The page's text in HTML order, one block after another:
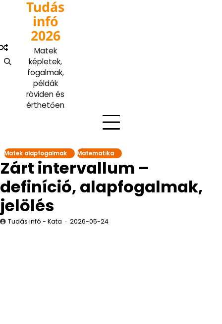
Tudás
infó
2026
Matek
képletek,
fogalmak,
példák
röviden és
érthetően
Matek alapfogalmak Matematika
Zárt intervallum –
definíció, alapfogalmak,
jelölés
Tudás infó - Kata 2026-05-24